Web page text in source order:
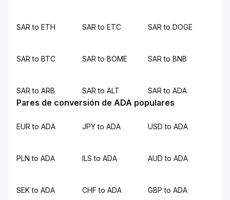
SAR to ETH SAR to ETC SAR to DOGE
SAR to BTC SAR to BOME SAR to BNB
SAR to ARB SAR to ALT SAR to ADA
Pares de conversión de ADA populares
EUR to ADA JPY to ADA USD to ADA
PLN to ADA ILS to ADA AUD to ADA
SEK to ADA CHF to ADA GBP to ADA